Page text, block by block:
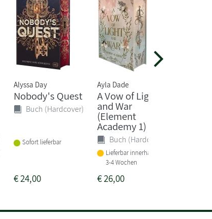
Alyssa Day
Nobody's Quest
Buch (Hardcover)
Sofort lieferbar
€24,00
Ayla Dade
A Vow of Light
and War
(Element
Academy 1)
Buch (Hardcover)
Lieferbar innerhalb von
3-4 Wochen
€26,00